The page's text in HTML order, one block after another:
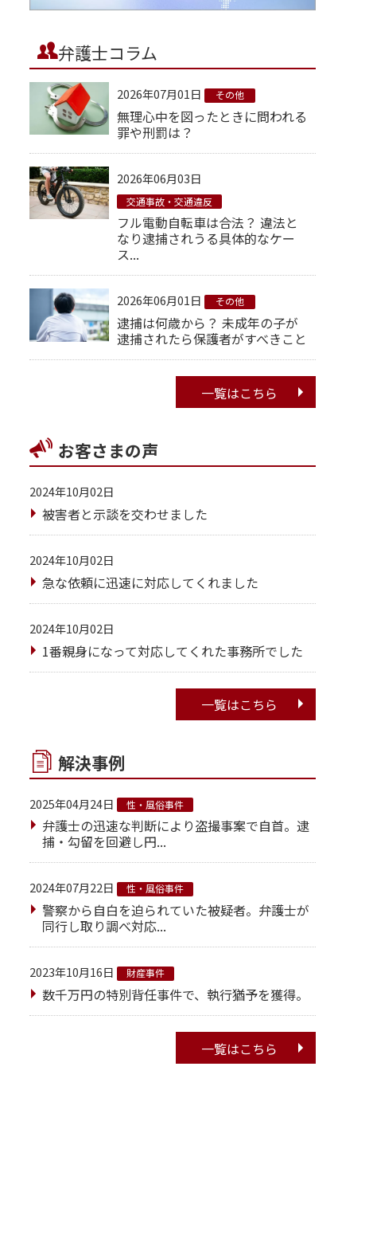
弁護士コラム
2026年07月01日 その他
無理心中を図ったときに問われる
罪や刑罰は？
2026年06月03日
交通事故・交通違反
フル電動自転車は合法？ 違法と
なり逮捕されうる具体的なケー
ス...
2026年06月01日 その他
逮捕は何歳から？ 未成年の子が
逮捕されたら保護者がすべきこと
一覧はこちら
お客さまの声
2024年10月02日
被害者と示談を交わせました
2024年10月02日
急な依頼に迅速に対応してくれました
2024年10月02日
1番親身になって対応してくれた事務所でした
一覧はこちら
解決事例
2025年04月24日 性・風俗事件
弁護士の迅速な判断により盗撮事案で自首。逮
捕・勾留を回避し円...
2024年07月22日 性・風俗事件
警察から自白を迫られていた被疑者。弁護士が
同行し取り調べ対応...
2023年10月16日 財産事件
数千万円の特別背任事件で、執行猶予を獲得。
一覧はこちら